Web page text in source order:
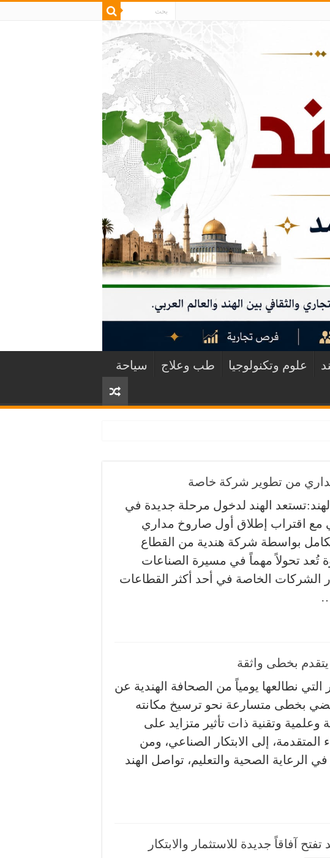
علوم وتكنولوجيا طب وعلاج
سياحة
من تطوير شركة خاصة
الهند لدخول مرحلة جديدة في
مع اقتراب إطلاق أول صاروخ مداري
بواسطة شركة هندية من القطاع
تُعد تحولاً مهماً في مسيرة الصناعات
الشركات الخاصة في أحد أكثر القطاعات
…
يتقدم بخطى واثقة
التي نطالعها يومياً من الصحافة الهندية عن
بخطى متسارعة نحو ترسيخ مكانته
وعلمية وتقنية ذات تأثير متزايد على
المتقدمة، إلى الابتكار الصناعي، ومن
في الرعاية الصحية والتعليم، تواصل الهند
آفاقاً جديدة للاستثمار والابتكار